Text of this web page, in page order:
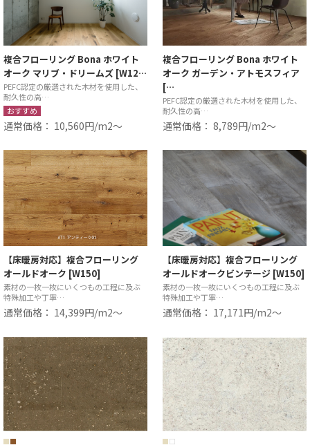
複合フローリング Bona ホワイト
オーク マリブ・ドリームズ [W12…
PEFC認定の厳選された木材を使用した、
耐久性の高…
おすすめ
通常価格： 10,560円/m2〜
複合フローリング Bona ホワイト
オーク ガーデン・アトモスフィア
[…
PEFC認定の厳選された木材を使用した、
耐久性の高…
通常価格： 8,789円/m2〜
【床暖房対応】複合フローリング
オールドオーク [W150]
素材の一枚一枚にいくつもの工程に及ぶ
特殊加工や丁寧…
通常価格： 14,399円/m2〜
【床暖房対応】複合フローリング
オールドオークビンテージ [W150]
素材の一枚一枚にいくつもの工程に及ぶ
特殊加工や丁寧…
通常価格： 17,171円/m2〜